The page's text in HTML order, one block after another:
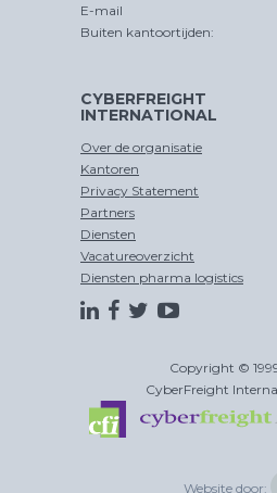
E-mail
Buiten kantoortijden:
CYBERFREIGHT
INTERNATIONAL
Over de organisatie
Kantoren
Privacy Statement
Partners
Diensten
Vacatureoverzicht
Diensten pharma logistics
Copyright ©
CyberFreight
Website door: